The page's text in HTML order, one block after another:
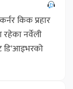
किक प्रहार
नर्वेली
डि'आइभरको